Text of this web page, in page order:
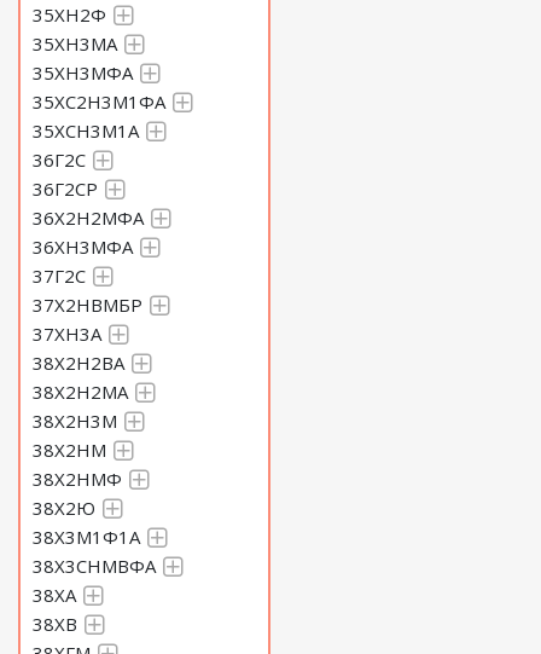
35ХН2Ф
35ХН3МА
35ХН3МФА
35ХС2Н3М1ФА
35ХСН3М1А
36Г2С
36Г2СР
36Х2Н2МФА
36ХН3МФА
37Г2С
37Х2НВМБР
37ХН3А
38Х2Н2ВА
38Х2Н2МА
38Х2Н3М
38Х2НМ
38Х2НМФ
38Х2Ю
38Х3М1Ф1А
38Х3СНМВФА
38ХА
38ХВ